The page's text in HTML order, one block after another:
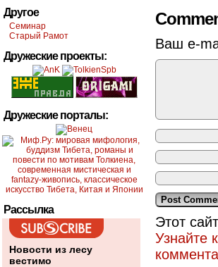
Другое
Семинар
Старый Рамот
Дружеские проекты:
Дружеские порталы:
Рассылка
Новости из лесу
вестимо
Ваш e-
Этот
Узнайте